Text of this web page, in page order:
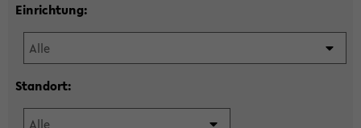
Einrichtung:
Standort: